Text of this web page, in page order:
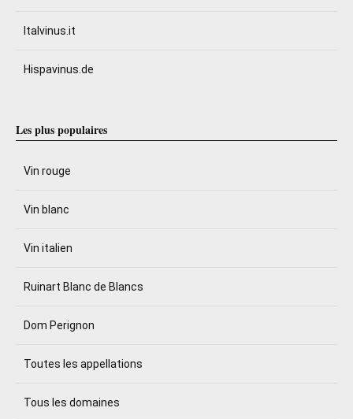
Italvinus.it
Hispavinus.de
Les plus populaires
Vin rouge
Vin blanc
Vin italien
Ruinart Blanc de Blancs
Dom Perignon
Toutes les appellations
Tous les domaines